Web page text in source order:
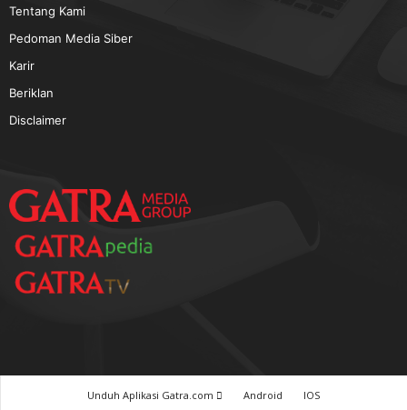
TERPOPULER
Baca GATRA Baru Bicara